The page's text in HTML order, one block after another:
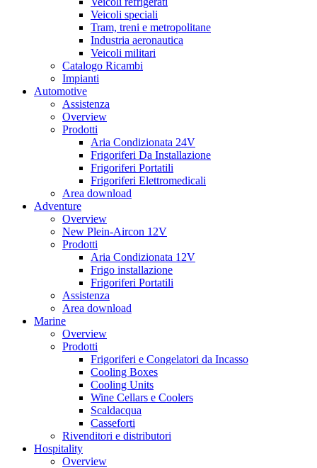
Veicoli speciali
Tram, treni e metropolitane
Industria aeronautica
Veicoli militari
Catalogo Ricambi
Impianti
Automotive
Assistenza
Overview
Prodotti
Aria Condizionata 24V
Frigoriferi Da Installazione
Frigoriferi Portatili
Frigoriferi Elettromedicali
Area download
Adventure
Overview
New Plein-Aircon 12V
Prodotti
Aria Condizionata 12V
Frigo installazione
Frigoriferi Portatili
Assistenza
Area download
Marine
Overview
Prodotti
Frigoriferi e Congelatori da Incasso
Cooling Boxes
Cooling Units
Wine Cellars e Coolers
Scaldacqua
Casseforti
Rivenditori e distributori
Hospitality
Overview